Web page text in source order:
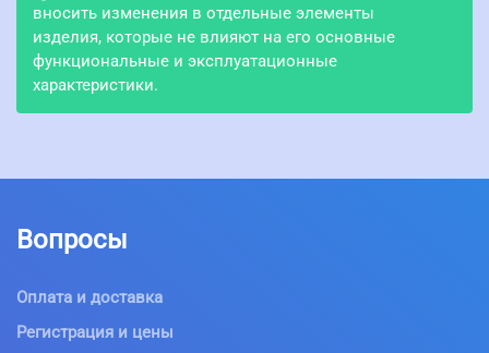
вносить изменения в отдельные элементы
изделия, которые не влияют на его основные
функциональные и эксплуатационные
характеристики.
Вопросы
Оплата и доставка
Регистрация и цены